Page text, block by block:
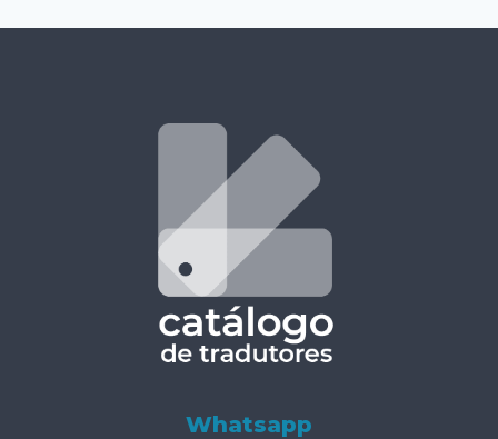
Whatsapp